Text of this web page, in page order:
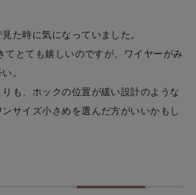
た時に気になっていました。
てとても嬉しいのですが、ワイヤーがみ
。
も、ホックの位置が緩い設計のような
サイズ小さめを選んだ方がいいかもし